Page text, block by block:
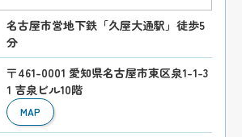
名古屋市営地下鉄「久屋大通駅」徒歩5
分
〒461-0001 愛知県名古屋市東区泉1-1-3
1 吉泉ビル10階
MAP